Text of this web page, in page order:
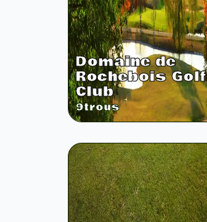
Domaine de
Rochebois Golf
Club
9trous